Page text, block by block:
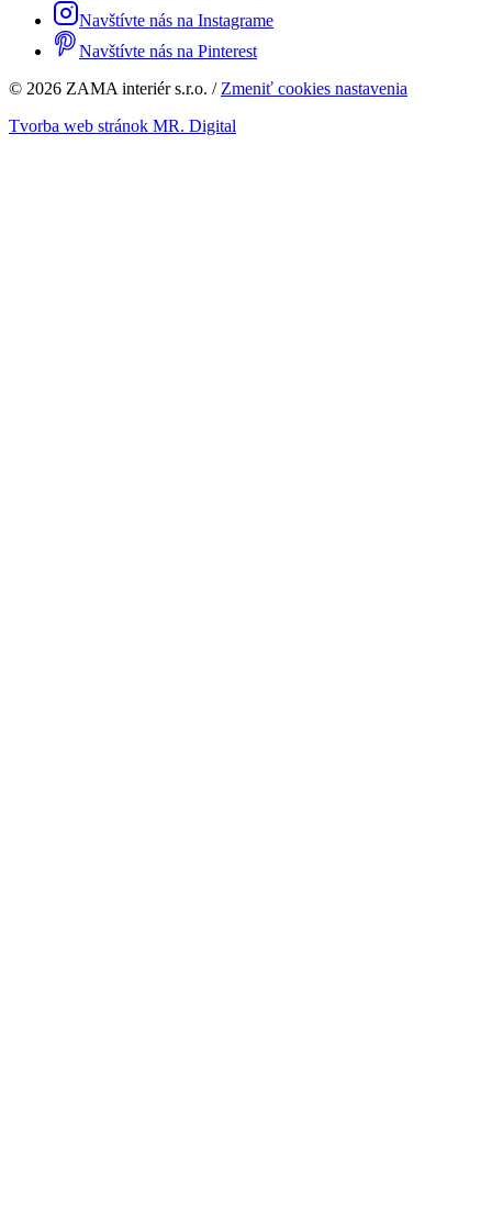
Navštívte nás na Instagrame
Navštívte nás na Pinterest
© 2026 ZAMA interiér s.r.o. / Zmeniť cookies nastavenia
Tvorba web stránok MR. Digital